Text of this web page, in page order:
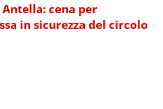
Antella: cena per
in sicurezza del circolo